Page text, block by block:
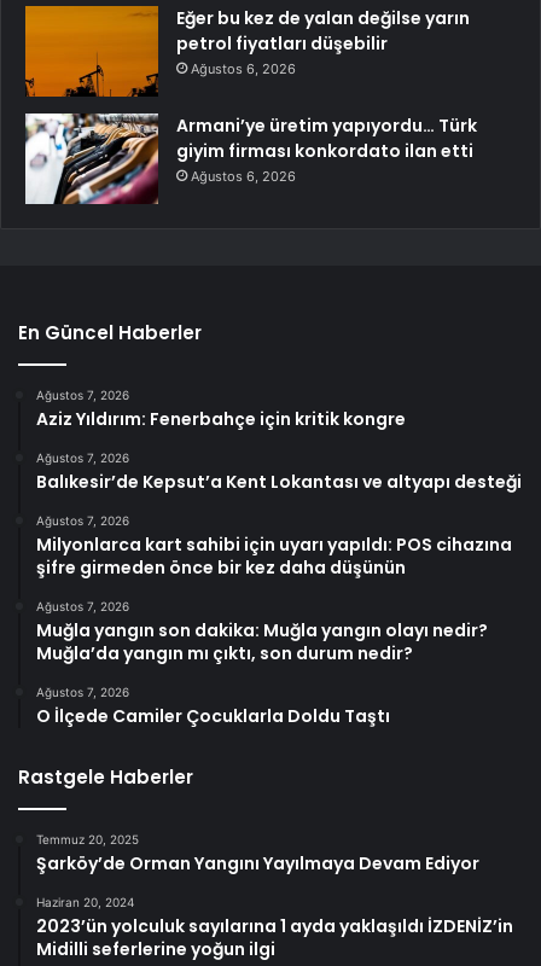
Eğer bu kez de yalan değilse yarın
petrol fiyatları düşebilir
Ağustos 6, 2026
Armani’ye üretim yapıyordu… Türk
giyim firması konkordato ilan etti
Ağustos 6, 2026
En Güncel Haberler
Ağustos 7, 2026
Aziz Yıldırım: Fenerbahçe için kritik kongre
Ağustos 7, 2026
Balıkesir’de Kepsut’a Kent Lokantası ve altyapı desteği
Ağustos 7, 2026
Milyonlarca kart sahibi için uyarı yapıldı: POS cihazına
şifre girmeden önce bir kez daha düşünün
Ağustos 7, 2026
Muğla yangın son dakika: Muğla yangın olayı nedir?
Muğla’da yangın mı çıktı, son durum nedir?
Ağustos 7, 2026
O İlçede Camiler Çocuklarla Doldu Taştı
Rastgele Haberler
Temmuz 20, 2025
Şarköy’de Orman Yangını Yayılmaya Devam Ediyor
Haziran 20, 2024
2023’ün yolculuk sayılarına 1 ayda yaklaşıldı İZDENİZ’in
Midilli seferlerine yoğun ilgi